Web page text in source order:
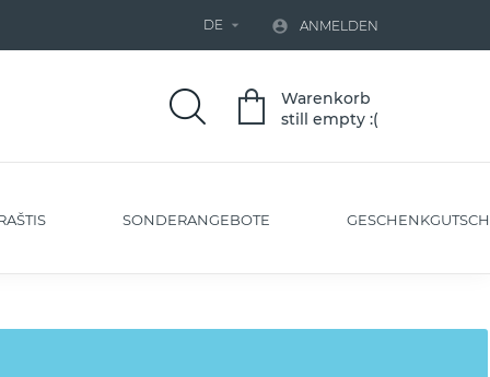
DE   ANMELDEN
Warenkorb
still empty :(
SONDERANGEBOTE